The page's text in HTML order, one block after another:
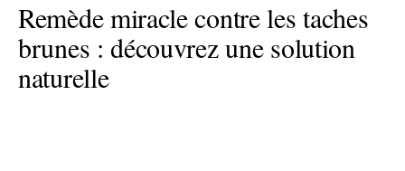
Remède miracle contre les taches
brunes : découvrez une solution
naturelle